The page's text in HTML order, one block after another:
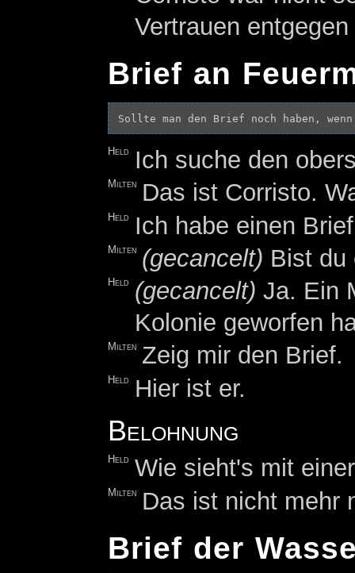
Vertrauen
Brief an
Held Ich suche den
Milten Das ist Corristo.
Held Ich habe einen
Milten (gecancelt) Bist du
Held (gecancelt) Ja. Ein
Kolonie geworfen
Milten Zeig mir den Brief.
Held Hier ist er.
Belohnung
Held Wie sieht's mit
Milten Das ist nicht mehr
Brief der